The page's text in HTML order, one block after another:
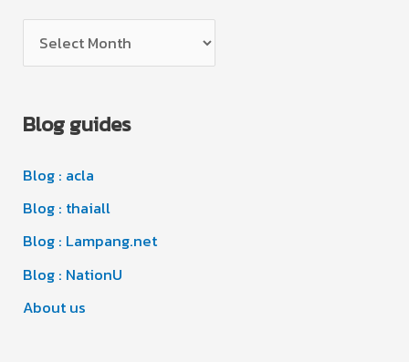
r
e
r
h
v
e
s
Blog guides
Blog : acla
Blog : thaiall
Blog : Lampang.net
Blog : NationU
About us